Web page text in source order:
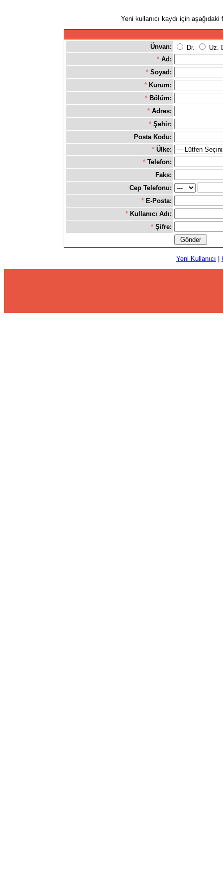
Yeni kullanıcı kaydı için
Ünvan:
Dr.
Uz.
* Ad:
* Soyad:
* Kurum:
* Bölüm:
* Adres:
* Şehir:
Posta Kodu:
* Ülke:
* Telefon:
Faks:
Cep Telefonu:
* E-Posta:
* Kullanıcı Adı:
* Şifre:
Yeni Kullanıcı |